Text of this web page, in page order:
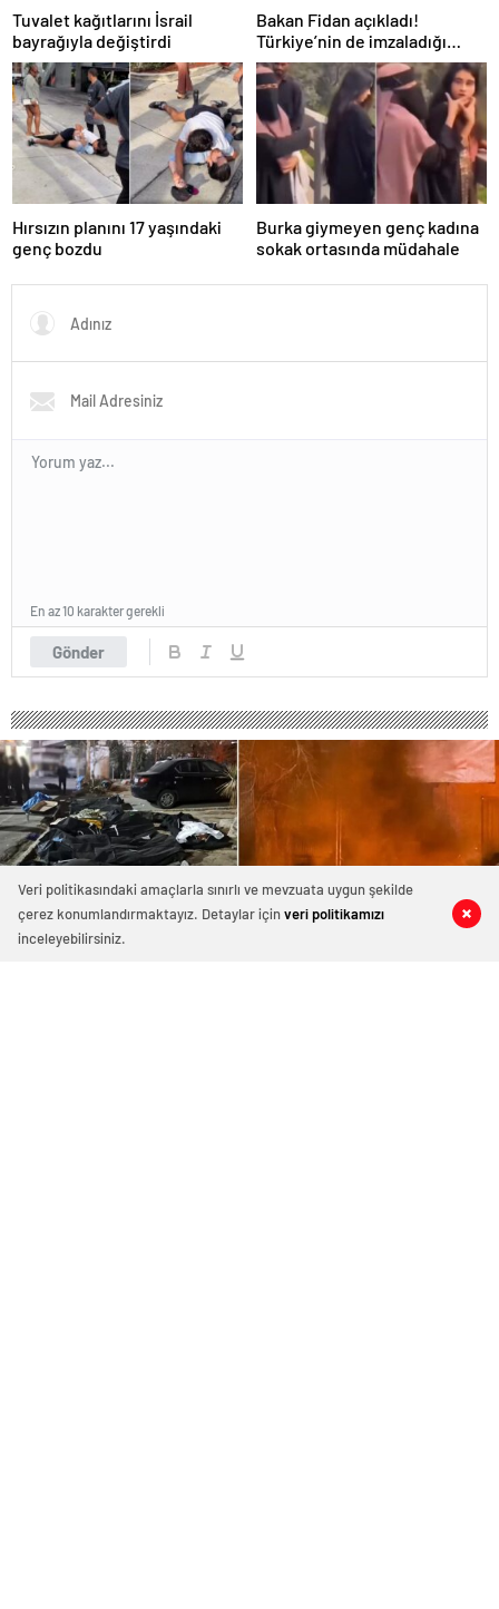
0 0
Tuvalet kağıtlarını İsrail
bayrağıyla değiştirdi
Bakan Fidan açıkladı!
Türkiye’nin de imzaladığı
Mekke Anlaşması’nda “NATO”
detayı
Hırsızın planını 17 yaşındaki
genç bozdu
Burka giymeyen genç kadına
sokak ortasında müdahale
Gönder
En az 10 karakter gerekli
0 0
Veri politikasındaki amaçlarla sınırlı ve mevzuata uygun şekilde
çerez konumlandırmaktayız. Detaylar içinveri politikamızı
inceleyebilirsiniz.